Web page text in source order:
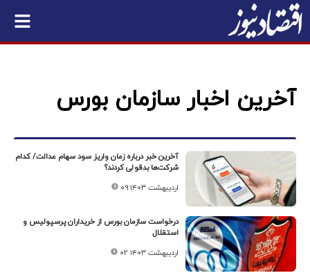
آخرین اخبار سازمان بورس
آخرین خبر درباره زمان واریز سود سهام عدالت/ کدام
شرکت‌ها بدقولی کردند؟
۰۹ اردیبهشت ۱۴۰۳
درخواست سازمان بورس از خریداران پرسپولیس و
استقلال
۰۲ اردیبهشت ۱۴۰۳